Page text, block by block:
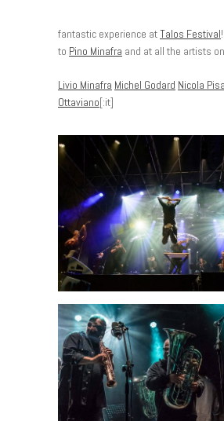
fantastic experience atTalos Festival
to Pino Minafra and at all the artists
Livio Minafra Michel Godard Nicola
Ottaviano[:it]